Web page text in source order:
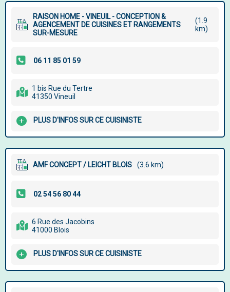
RAISON HOME - VINEUIL - CONCEPTION &
AGENCEMENT DE CUISINES ET RANGEMENTS
SUR-MESURE
(1.9
km)
1 bis Rue du Tertre
41350 Vineuil
PLUS D'INFOS SUR CE CUISINISTE
AMF CONCEPT / LEICHT BLOIS (3.6 km)
6 Rue des Jacobins
41000 Blois
PLUS D'INFOS SUR CE CUISINISTE